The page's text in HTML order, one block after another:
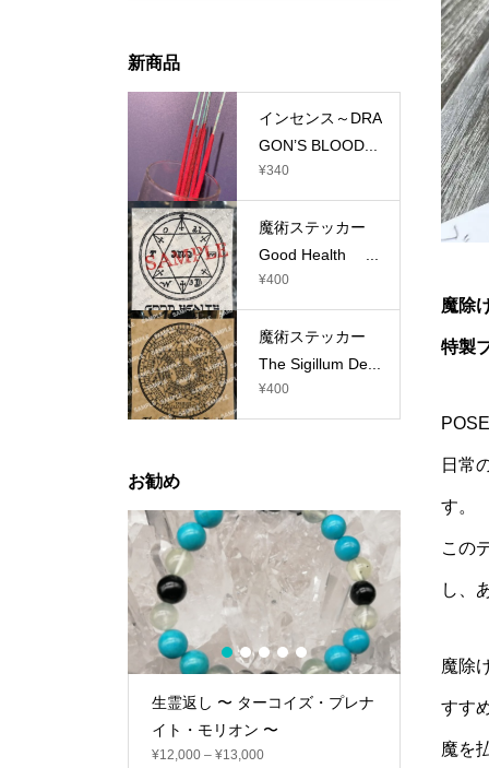
魔除
特製
日常
す。
この
し、
魔除
すす
魔を
新商品
インセンス～DRA
GON’S BLOOD...
¥340
魔術ステッカー
Good Health ...
¥400
魔術ステッカー
The Sigillum De...
¥400
お勧め
生霊返し 〜 ターコイズ・プレナ
イト・モリオン 〜
¥12,000 – ¥13,000
マジカ
招き入
1 2 3 4 5